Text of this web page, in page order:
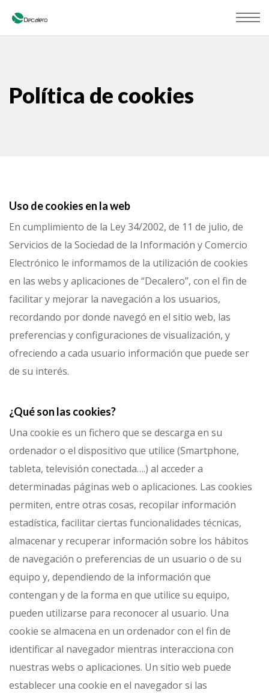
Política de cookies
Uso de cookies en la web
En cumplimiento de la Ley 34/2002, de 11 de julio, de
Servicios de la Sociedad de la Información y Comercio
Electrónico le informamos de la utilización de cookies
en las webs y aplicaciones de “Decalero”, con el fin de
facilitar y mejorar la navegación a los usuarios,
recordando por donde navegó en el sitio web, las
preferencias y configuraciones de visualización, y
ofreciendo a cada usuario información que puede ser
de su interés.
¿Qué son las cookies?
Una cookie es un fichero que se descarga en su
ordenador o el dispositivo que utilice (Smartphone,
tableta, televisión conectada….) al acceder a
determinadas páginas web o aplicaciones. Las cookies
permiten, entre otras cosas, recopilar información
estadística, facilitar ciertas funcionalidades técnicas,
almacenar y recuperar información sobre los hábitos
de navegación o preferencias de un usuario o de su
equipo y, dependiendo de la información que
contengan y de la forma en que utilice su equipo,
pueden utilizarse para reconocer al usuario. Una
cookie se almacena en un ordenador con el fin de
identificar al navegador mientras interacciona con
nuestras webs o aplicaciones. Un sitio web puede
establecer una cookie en el navegador si las